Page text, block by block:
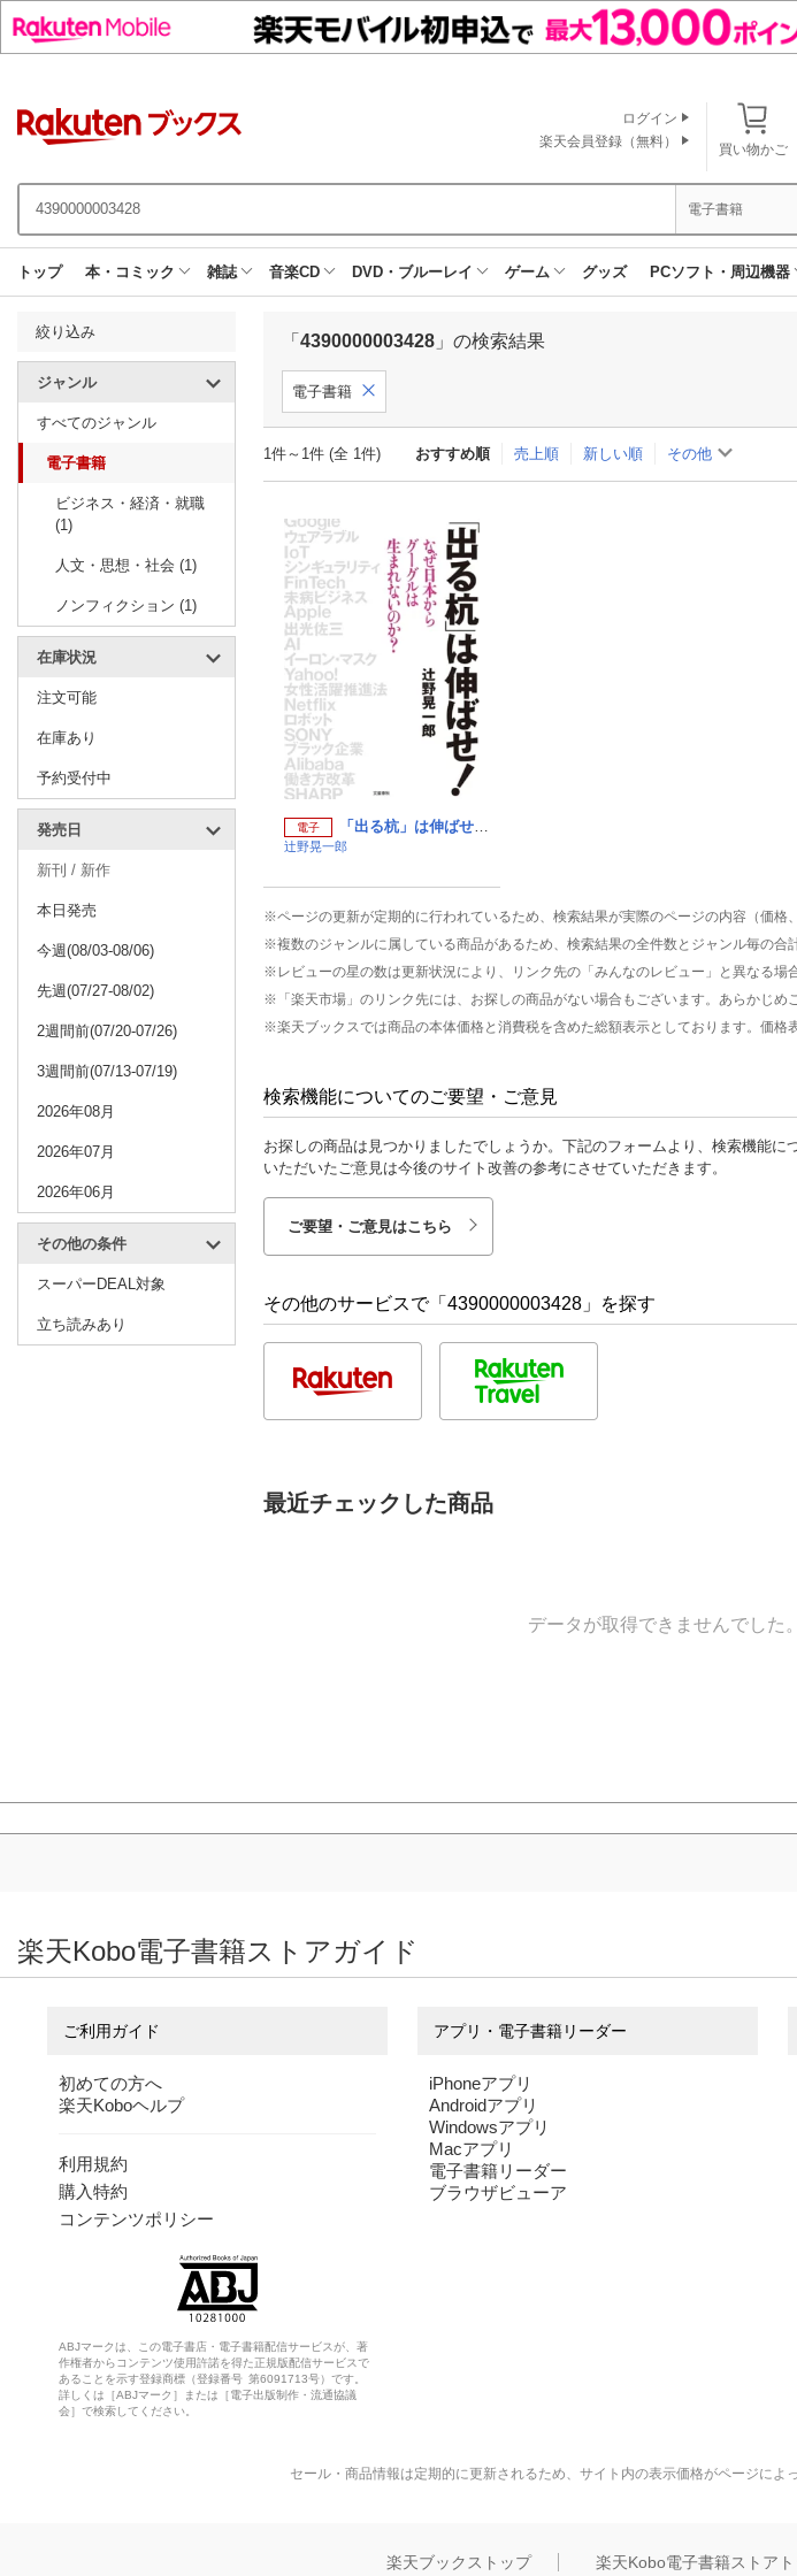
買い物かご
ログイン
楽天会員登録（無料）
電子書籍
トップ 本・コミック 雑誌 音楽CD DVD・ブルーレイ ゲーム グッズ PCソフト・周辺機器
絞り込み
ジャンル
すべてのジャンル
電子書籍
ビジネス・経済・就職
(1)
人文・思想・社会 (1)
ノンフィクション (1)
在庫状況
注文可能
在庫あり
予約受付中
発売日
新刊 / 新作
本日発売
今週(08/03-08/06)
先週(07/27-08/02)
2週間前(07/20-07/26)
3週間前(07/13-07/19)
2026年08月
2026年07月
2026年06月
その他の条件
スーパーDEAL対象
立ち読みあり
「 4390000003428 」の検索結果
電子書籍
1件～1件 (全 1件) おすすめ順 売上順 新しい順 その他
電子 「出る杭」は伸ばせ！ なぜ日本からグーグルは生まれないのか？ （文春e-book）
辻野晃一郎
※ページの更新が定期的に行われているため、検索結果が実際のページの内容（価格
※複数のジャンルに属している商品があるため、検索結果の全件数とジャンル毎の合
※レビューの星の数は更新状況により、リンク先の「みんなのレビュー」と異なる場
※「楽天市場」のリンク先には、お探しの商品がない場合もございます。あらかじめ
※楽天ブックスでは商品の本体価格と消費税を含めた総額表示としております。価格
検索機能についてのご要望・ご意見
お探しの商品は見つかりましたでしょうか。下記のフォームより、検索機能に
いただいたご意見は今後のサイト改善の参考にさせていただきます。
ご要望・ご意見はこちら
その他のサービスで「4390000003428」を探す
最近チェックした商品
データが取得できませんでした
楽天Kobo電子書籍ストアガイド
ご利用ガイド
初めての方へ
楽天Koboヘルプ
利用規約
購入特約
コンテンツポリシー
ABJマークは、この電子書店・電子書籍配信サービスが、著
作権者からコンテンツ使用許諾を得た正規版配信サービスで
あることを示す登録商標（登録番号 第6091713号）です。
詳しくは［ABJマーク］または［電子出版制作・流通協議
会］で検索してください。
アプリ・電子書籍リーダー
iPhoneアプリ
Androidアプリ
Windowsアプリ
Macアプリ
電子書籍リーダー
ブラウザビューア
セール・商品情報は定期的に更新されるため、サイト内の表示価格がページによ
楽天ブックストップ 楽天Kobo電子書籍ストア